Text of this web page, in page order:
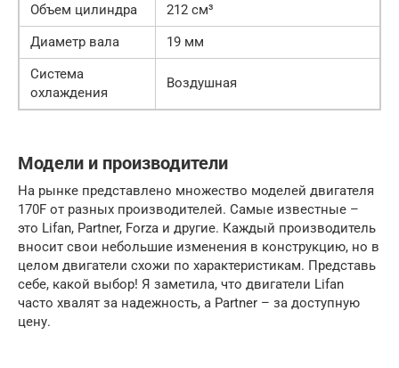
Объем цилиндра
212 см³
Диаметр вала
19 мм
Система
охлаждения
Воздушная
Модели и производители
На рынке представлено множество моделей двигателя
170F от разных производителей. Самые известные –
это Lifan, Partner, Forza и другие. Каждый производитель
вносит свои небольшие изменения в конструкцию, но в
целом двигатели схожи по характеристикам. Представь
себе, какой выбор! Я заметила, что двигатели Lifan
часто хвалят за надежность, а Partner – за доступную
цену.